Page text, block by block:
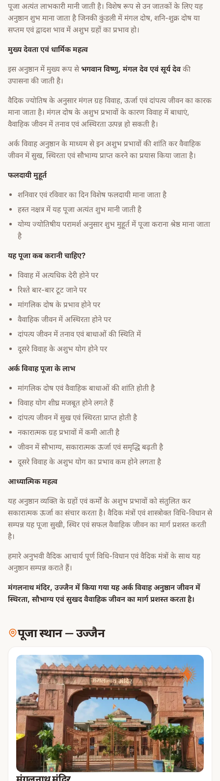
पूजा अत्यंत लाभकारी मानी जाती है। विशेष रूप से उन जातकों के लिए यह
अनुष्ठान शुभ माना जाता है जिनकी कुंडली में मंगल दोष, शनि-शुक्र दोष या
सप्तम एवं द्वादश भाव में अशुभ ग्रहों का प्रभाव हो।
मुख्य देवता एवं धार्मिक महत्व
इस अनुष्ठान में मुख्य रूप सेभगवान विष्णु, मंगल देव एवं सूर्य देवकी
उपासना की जाती है।
वैदिक ज्योतिष के अनुसार मंगल ग्रह विवाह, ऊर्जा एवं दांपत्य जीवन का कारक
माना जाता है। मंगल दोष के अशुभ प्रभावों के कारण विवाह में बाधाएं,
वैवाहिक जीवन में तनाव एवं अस्थिरता उत्पन्न हो सकती है।
अर्क विवाह अनुष्ठान के माध्यम से इन अशुभ प्रभावों की शांति कर वैवाहिक
जीवन में सुख, स्थिरता एवं सौभाग्य प्राप्त करने का प्रयास किया जाता है।
फलदायी मुहूर्त
शनिवार एवं रविवार का दिन विशेष फलदायी माना जाता है
हस्त नक्षत्र में यह पूजा अत्यंत शुभ मानी जाती है
योग्य ज्योतिषीय परामर्श अनुसार शुभ मुहूर्त में पूजा कराना श्रेष्ठ माना जाता
है
यह पूजा कब करानी चाहिए?
विवाह में अत्यधिक देरी होने पर
रिश्ते बार-बार टूट जाने पर
मांगलिक दोष के प्रभाव होने पर
वैवाहिक जीवन में अस्थिरता होने पर
दांपत्य जीवन में तनाव एवं बाधाओं की स्थिति में
दूसरे विवाह के अशुभ योग होने पर
अर्क विवाह पूजा के लाभ
मांगलिक दोष एवं वैवाहिक बाधाओं की शांति होती है
विवाह योग शीघ्र मजबूत होने लगते हैं
दांपत्य जीवन में सुख एवं स्थिरता प्राप्त होती है
नकारात्मक ग्रह प्रभावों में कमी आती है
जीवन में सौभाग्य, सकारात्मक ऊर्जा एवं समृद्धि बढ़ती है
दूसरे विवाह के अशुभ योग का प्रभाव कम होने लगता है
आध्यात्मिक महत्व
यह अनुष्ठान व्यक्ति के ग्रहों एवं कर्मों के अशुभ प्रभावों को संतुलित कर
सकारात्मक ऊर्जा का संचार करता है। वैदिक मंत्रों एवं शास्त्रोक्त विधि-विधान से
सम्पन्न यह पूजा सुखी, स्थिर एवं सफल वैवाहिक जीवन का मार्ग प्रशस्त करती
है।
हमारे अनुभवी वैदिक आचार्य पूर्ण विधि-विधान एवं वैदिक मंत्रों के साथ यह
अनुष्ठान सम्पन्न कराते हैं।
मंगलनाथ मंदिर, उज्जैन में किया गया यह अर्क विवाह अनुष्ठान जीवन में
स्थिरता, सौभाग्य एवं सुखद वैवाहिक जीवन का मार्ग प्रशस्त करता है।
पूजा स्थान—उज्जैन